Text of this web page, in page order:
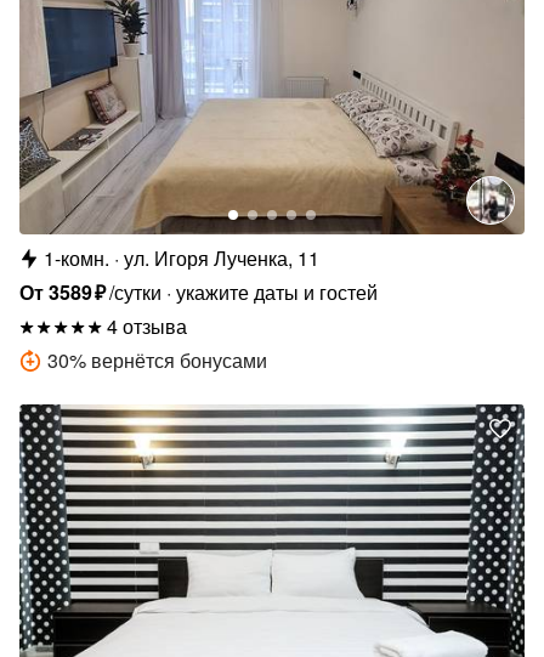
1-комн. ул. Игоря Лученка, 11
От3589₽/сутки укажите даты и гостей
4 отзыва
30% вернётся бонусами